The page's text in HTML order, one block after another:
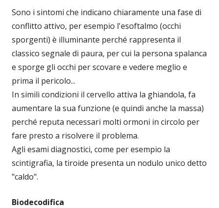
Sono i sintomi che indicano chiaramente una fase di
conflitto attivo, per esempio l'esoftalmo (occhi
sporgenti) è illuminante perché rappresenta il
classico segnale di paura, per cui la persona spalanca
e sporge gli occhi per scovare e vedere meglio e
prima il pericolo...
In simili condizioni il cervello attiva la ghiandola, fa
aumentare la sua funzione (e quindi anche la massa)
perché reputa necessari molti ormoni in circolo per
fare presto a risolvere il problema.
Agli esami diagnostici, come per esempio la
scintigrafia, la tiroide presenta un nodulo unico detto
"caldo".
Biodecodifica